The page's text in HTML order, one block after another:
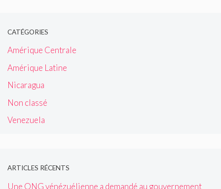
CATÉGORIES
Amérique Centrale
Amérique Latine
Nicaragua
Non classé
Venezuela
ARTICLES RÉCENTS
Une ONG vénézuélienne a demandé au gouvernement